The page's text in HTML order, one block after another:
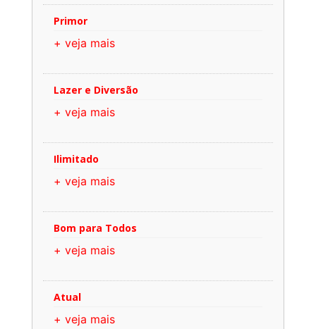
Primor
+ veja mais
Lazer e Diversão
+ veja mais
Ilimitado
+ veja mais
Bom para Todos
+ veja mais
Atual
+ veja mais